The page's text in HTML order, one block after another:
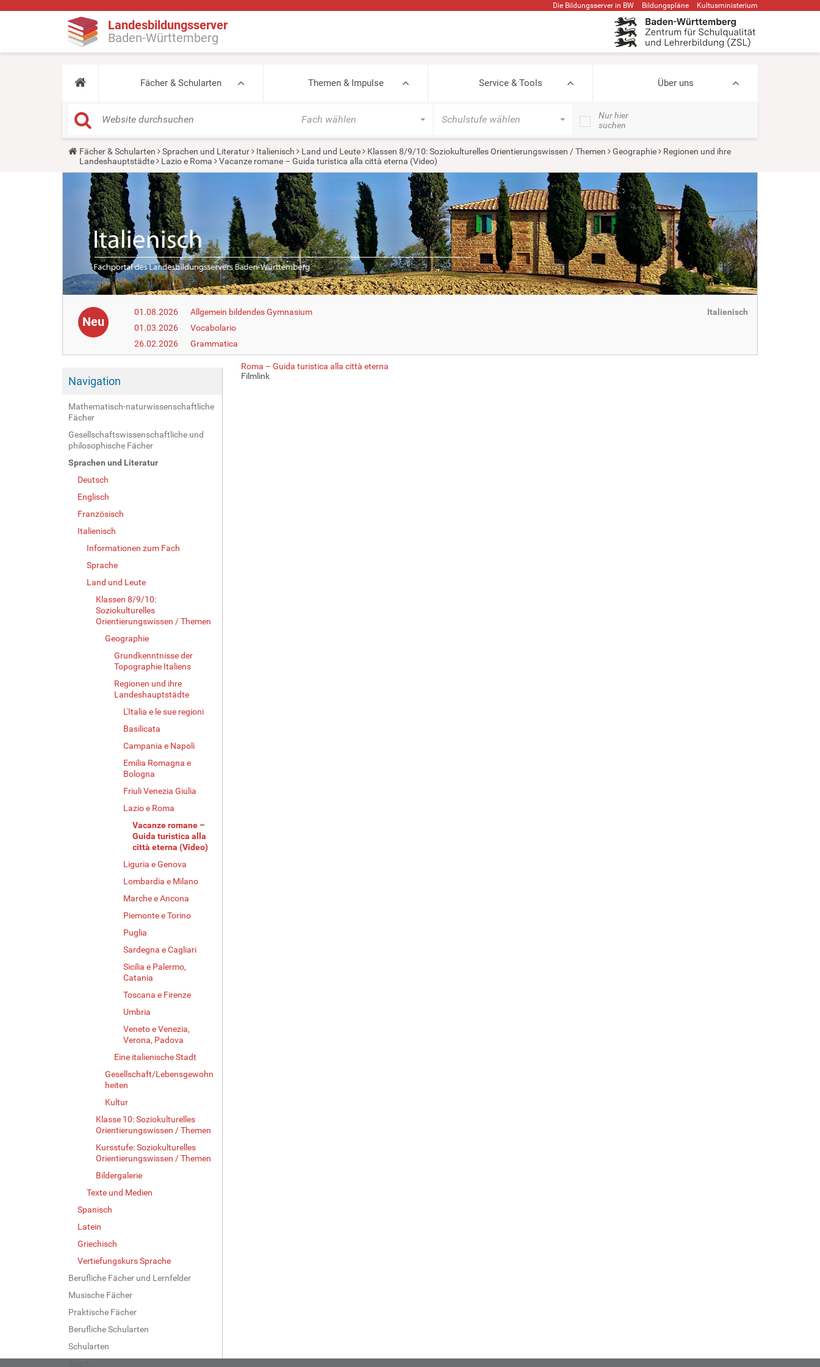
Die Bildungsserver in BW Bildungspläne Kultusministerium
Landesbildungsserver
Baden-Württemberg
Fächer & Schularten Themen & Impulse Service & Tools Über uns
Fach wählen Schulstufe wählen
Nur hier
suchen
Y
u
Fächer & Schularten Sprachen und Literatur Italienisch Land und Leute Klassen 8/9/10: Soziokulturelles Orientierungswissen / Themen Geographie
Regionen und ihre
Landeshauptstädte
Lazio e Roma Vacanze romane – Guida turistica alla città eterna (Video)
Neu
01.08.2026
Allgemein bildendes Gymnasium
01.03.2026
Vocabolario
26.02.2026
Grammatica
Italienisch
Navigation
Mathematisch-naturwissenschaftliche
Fächer
Gesellschaftswissenschaftliche und
philosophische Fächer
Sprachen und Literatur
Deutsch
Englisch
Französisch
Italienisch
Informationen zum Fach
Sprache
Land und Leute
Klassen 8/9/10:
Soziokulturelles
Orientierungswissen / Themen
Geographie
Grundkenntnisse der
Topographie Italiens
Regionen und ihre
Landeshauptstädte
L'Italia e le sue regioni
Basilicata
Campania e Napoli
Emilia Romagna e
Bologna
Friuli Venezia Giulia
Lazio e Roma
Vacanze romane –
Guida turistica alla
città eterna (Video)
Liguria e Genova
Lombardia e Milano
Marche e Ancona
Piemonte e Torino
Puglia
Sardegna e Cagliari
Sicilia e Palermo,
Catania
Toscana e Firenze
Umbria
Veneto e Venezia,
Verona, Padova
Eine italienische Stadt
Gesellschaft/Lebensgewohn
heiten
Kultur
Klasse 10: Soziokulturelles
Orientierungswissen / Themen
Kursstufe: Soziokulturelles
Orientierungswissen / Themen
Bildergalerie
Texte und Medien
Spanisch
Latein
Griechisch
Vertiefungskurs Sprache
Berufliche Fächer und Lernfelder
Musische Fächer
Praktische Fächer
Berufliche Schularten
Schularten
Roma – Guida turistica alla città eterna
Filmlink